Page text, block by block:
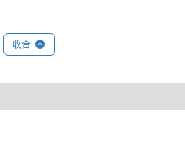
版)》《世事如煙(新版)》《許三觀
只知道人是什麼》《兄弟(上)十週年
年特別紀念版》《黃昏裡的男孩
(二十週年精裝珍藏版)》《錄像帶電
的35則文學、文化、政治、時事觀
收合